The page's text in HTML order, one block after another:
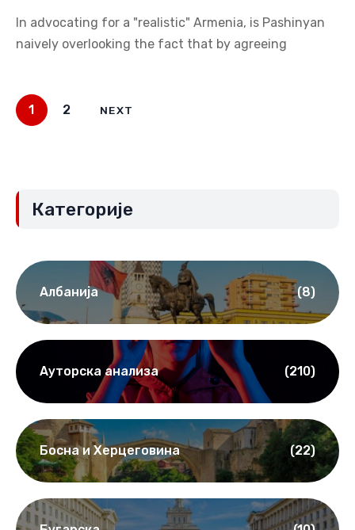
In advocating for a "realistic" Armenia, is Pashinyan
naively overlooking the fact that by agreeing
1 2 NEXT
Категорије
Албанија (8)
Ауторска анализа (210)
Босна и Херцеговина (22)